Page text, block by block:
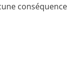
conséquence